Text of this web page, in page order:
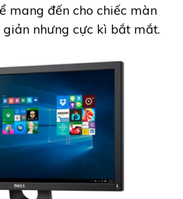
mang đến cho chiếc màn
nhưng cực kì bắt mắt.